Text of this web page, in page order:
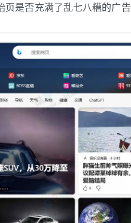
页是否充满了乱七八糟的广